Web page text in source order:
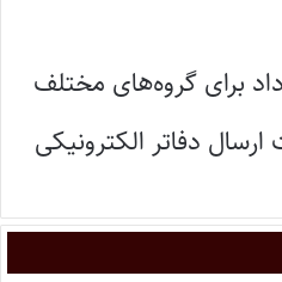
برای گروه‌های مختلف
دفاتر الکترونیکی